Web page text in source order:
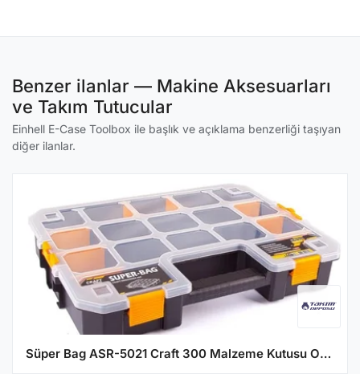
Benzer ilanlar — Makine Aksesuarları
ve Takım Tutucular
Einhell E-Case Toolbox ile başlık ve açıklama benzerliği taşıyan
diğer ilanlar.
Süper Bag ASR-5021 Craft 300 Malzeme Kutusu Organizer 1 Adet